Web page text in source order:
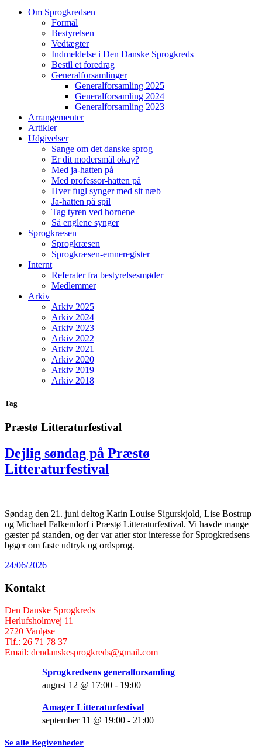
Om Sprogkredsen
Formål
Bestyrelsen
Vedtægter
Indmeldelse i Den Danske Sprogkreds
Bestil et foredrag
Generalforsamlinger
Generalforsamling 2025
Generalforsamling 2024
Generalforsamling 2023
Arrangementer
Artikler
Udgivelser
Sange om det danske sprog
Er dit modersmål okay?
Med ja-hatten på
Med professor-hatten på
Hver fugl synger med sit næb
Ja-hatten på spil
Tag tyren ved hornene
Så englene synger
Sprogkræsen
Sprogkræsen
Sprogkræsen-emneregister
Internt
Referater fra bestyrelsesmøder
Medlemmer
Arkiv
Arkiv 2025
Arkiv 2024
Arkiv 2023
Arkiv 2022
Arkiv 2021
Arkiv 2020
Arkiv 2019
Arkiv 2018
Tag
Præstø Litteraturfestival
Dejlig søndag på Præstø
Litteraturfestival
Søndag den 21. juni deltog Karin Louise Sigurskjold, Lise Bostrup
og Michael Falkendorf i Præstø Litteraturfestival. Vi havde mange
gæster på standen, og der var atter stor interesse for Sprogkredsens
bøger om faste udtryk og ordsprog.
24/06/2026
Kontakt
Den Danske Sprogkreds
Herlufsholmvej 11
2720 Vanløse
Tlf.: 26 71 78 37
Email: dendanskesprogkreds@gmail.com
Sprogkredsens generalforsamling
august 12 @ 17:00 - 19:00
Amager Litteraturfestival
september 11 @ 19:00 - 21:00
Se alle Begivenheder